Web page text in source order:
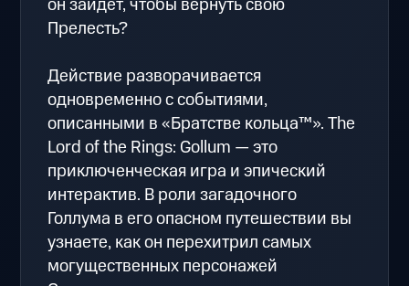
он зайдет, чтобы вернуть свою
Прелесть?
Действие разворачивается
одновременно с событиями,
описанными в «Братстве кольца™». The
Lord of the Rings: Gollum — это
приключенческая игра и эпический
интерактив. В роли загадочного
Голлума в его опасном путешествии вы
узнаете, как он перехитрил самых
могущественных персонажей